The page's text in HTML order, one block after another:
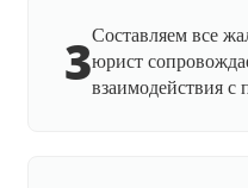
3Составляем все
юрист
взаимодействия с